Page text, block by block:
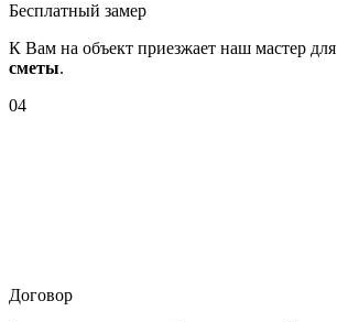
Бесплатный замер
К Вам на объект приезжает наш мастер для
сметы.
04
Договор